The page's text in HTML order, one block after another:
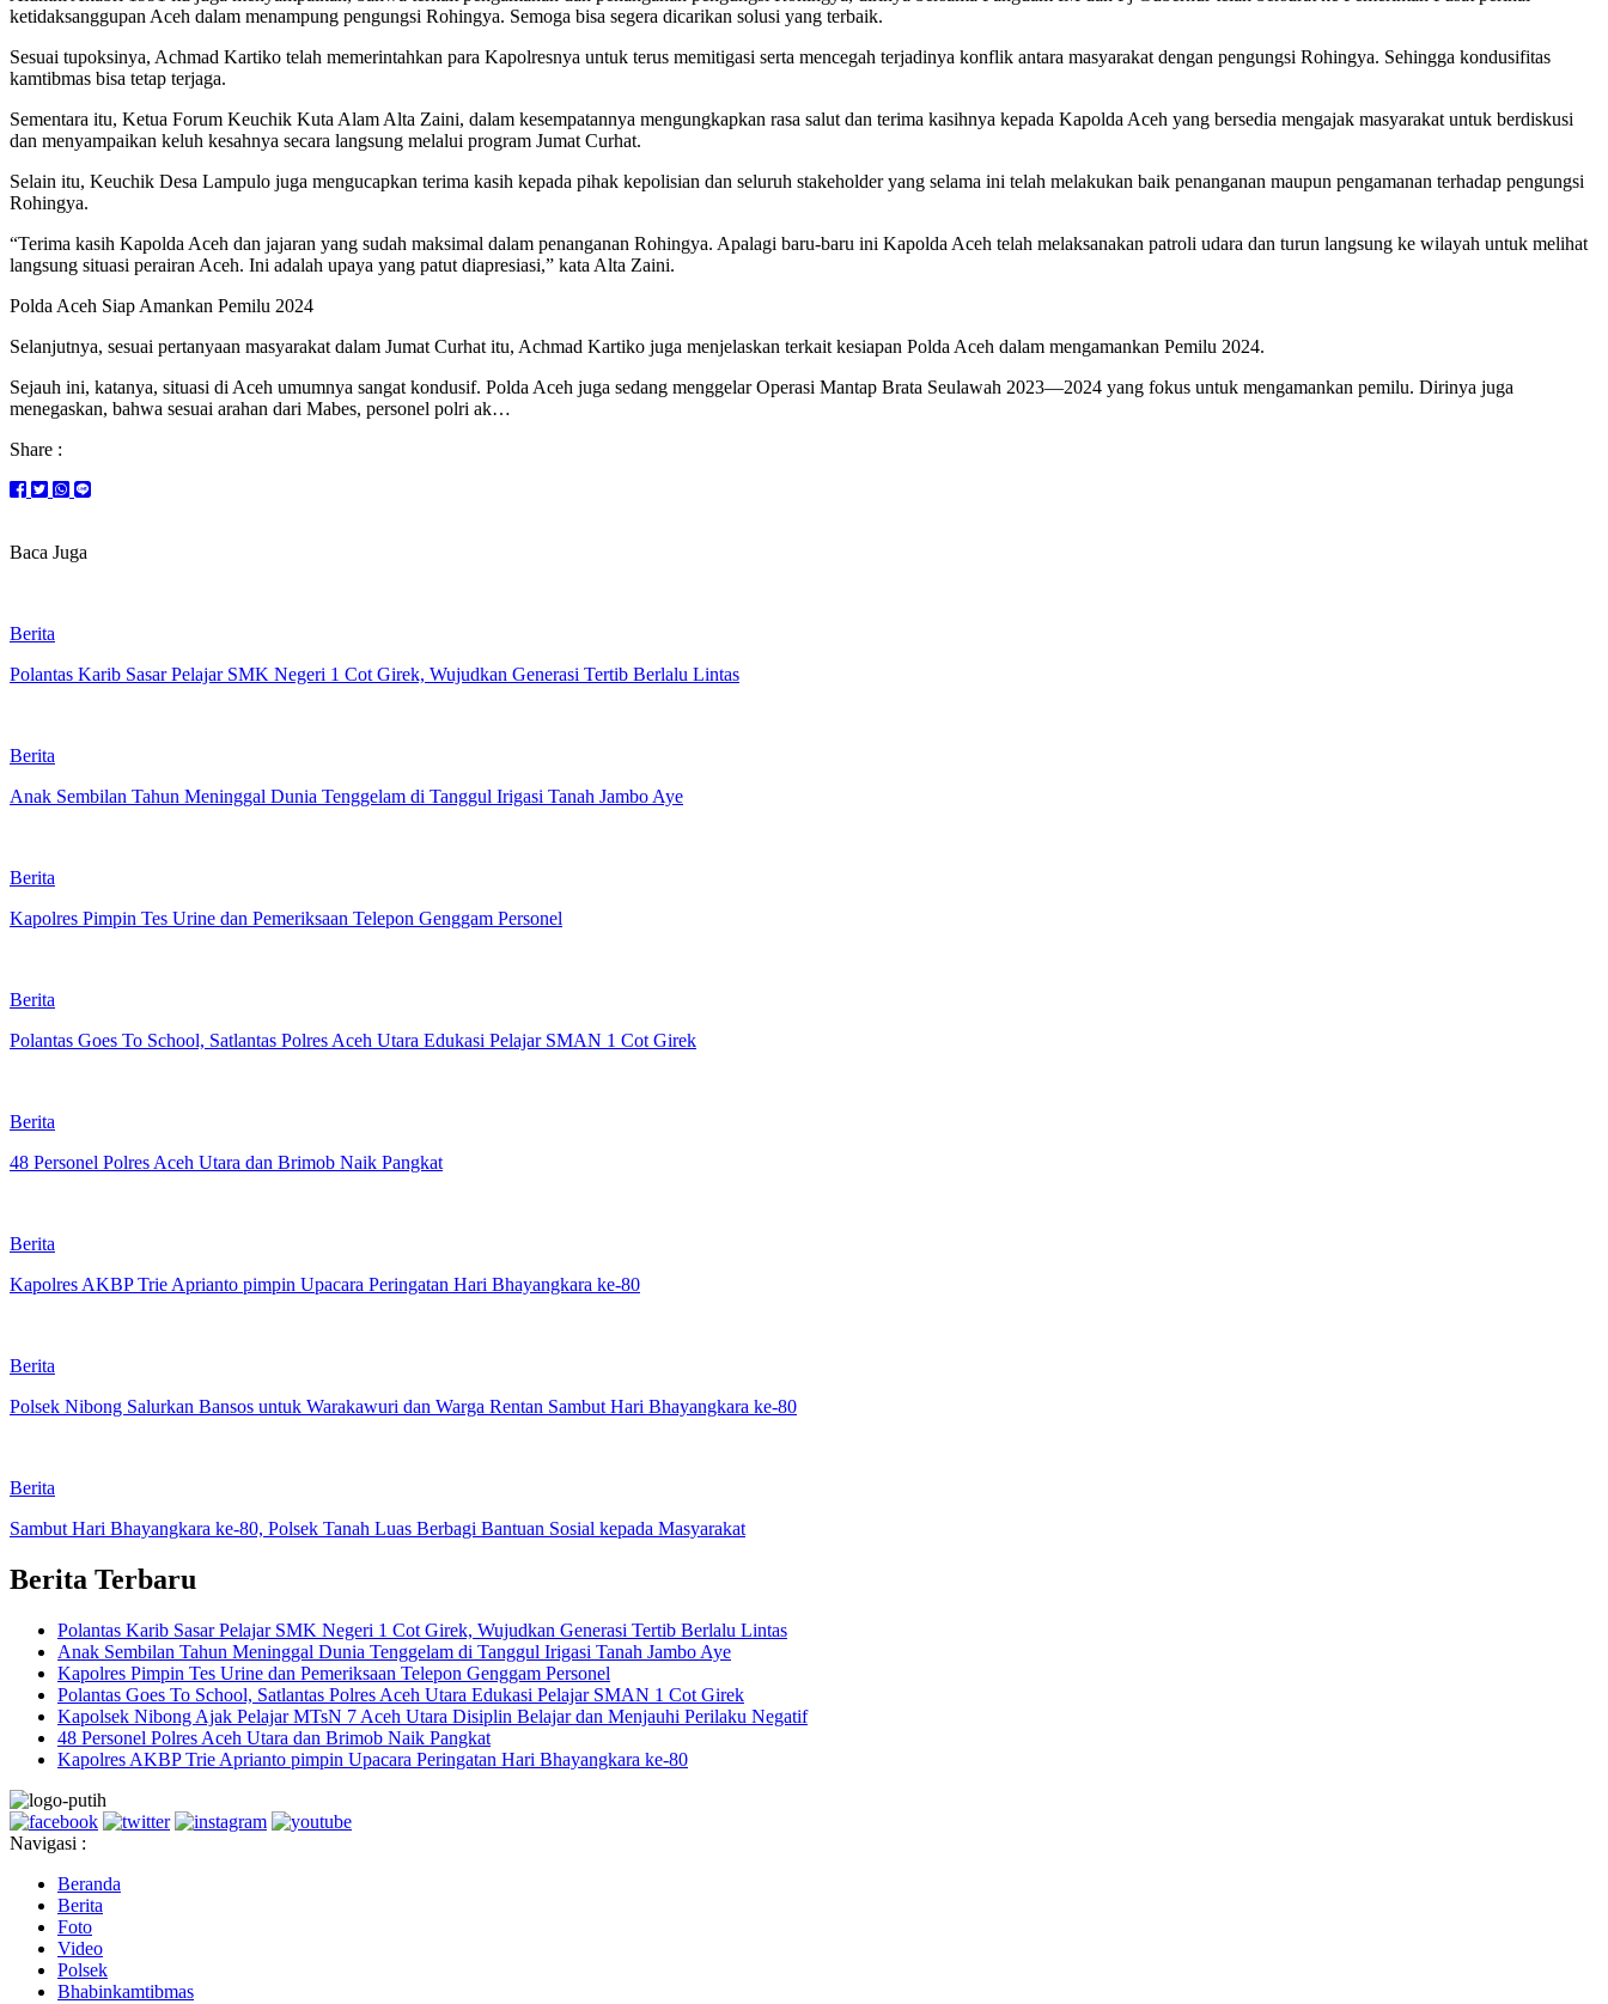
ketidaksanggupan Aceh dalam menampung pengungsi Rohingya. Semoga bisa segera dicarikan solusi yang terbaik.
Sesuai tupoksinya, Achmad Kartiko telah memerintahkan para Kapolresnya untuk terus memitigasi serta mencegah terjadinya konflik antara masyarakat dengan pengungsi Rohingya. Sehingga kondusifitas
kamtibmas bisa tetap terjaga.
Sementara itu, Ketua Forum Keuchik Kuta Alam Alta Zaini, dalam kesempatannya mengungkapkan rasa salut dan terima kasihnya kepada Kapolda Aceh yang bersedia mengajak masyarakat untuk berdiskusi
dan menyampaikan keluh kesahnya secara langsung melalui program Jumat Curhat.
Selain itu, Keuchik Desa Lampulo juga mengucapkan terima kasih kepada pihak kepolisian dan seluruh stakeholder yang selama ini telah melakukan baik penanganan maupun pengamanan terhadap pengungsi
Rohingya.
“Terima kasih Kapolda Aceh dan jajaran yang sudah maksimal dalam penanganan Rohingya. Apalagi baru-baru ini Kapolda Aceh telah melaksanakan patroli udara dan turun langsung ke wilayah untuk melihat
langsung situasi perairan Aceh. Ini adalah upaya yang patut diapresiasi,” kata Alta Zaini.
Polda Aceh Siap Amankan Pemilu 2024
Selanjutnya, sesuai pertanyaan masyarakat dalam Jumat Curhat itu, Achmad Kartiko juga menjelaskan terkait kesiapan Polda Aceh dalam mengamankan Pemilu 2024.
Sejauh ini, katanya, situasi di Aceh umumnya sangat kondusif. Polda Aceh juga sedang menggelar Operasi Mantap Brata Seulawah 2023—2024 yang fokus untuk mengamankan pemilu. Dirinya juga
menegaskan, bahwa sesuai arahan dari Mabes, personel polri ak…
Share :
Baca Juga
Berita
Polantas Karib Sasar Pelajar SMK Negeri 1 Cot Girek, Wujudkan Generasi Tertib Berlalu Lintas
Berita
Anak Sembilan Tahun Meninggal Dunia Tenggelam di Tanggul Irigasi Tanah Jambo Aye
Berita
Kapolres Pimpin Tes Urine dan Pemeriksaan Telepon Genggam Personel
Berita
Polantas Goes To School, Satlantas Polres Aceh Utara Edukasi Pelajar SMAN 1 Cot Girek
Berita
48 Personel Polres Aceh Utara dan Brimob Naik Pangkat
Berita
Kapolres AKBP Trie Aprianto pimpin Upacara Peringatan Hari Bhayangkara ke-80
Berita
Polsek Nibong Salurkan Bansos untuk Warakawuri dan Warga Rentan Sambut Hari Bhayangkara ke-80
Berita
Sambut Hari Bhayangkara ke-80, Polsek Tanah Luas Berbagi Bantuan Sosial kepada Masyarakat
Berita Terbaru
Polantas Karib Sasar Pelajar SMK Negeri 1 Cot Girek, Wujudkan Generasi Tertib Berlalu Lintas
Anak Sembilan Tahun Meninggal Dunia Tenggelam di Tanggul Irigasi Tanah Jambo Aye
Kapolres Pimpin Tes Urine dan Pemeriksaan Telepon Genggam Personel
Polantas Goes To School, Satlantas Polres Aceh Utara Edukasi Pelajar SMAN 1 Cot Girek
Kapolsek Nibong Ajak Pelajar MTsN 7 Aceh Utara Disiplin Belajar dan Menjauhi Perilaku Negatif
48 Personel Polres Aceh Utara dan Brimob Naik Pangkat
Kapolres AKBP Trie Aprianto pimpin Upacara Peringatan Hari Bhayangkara ke-80
Navigasi :
Beranda
Berita
Foto
Video
Polsek
Bhabinkamtibmas